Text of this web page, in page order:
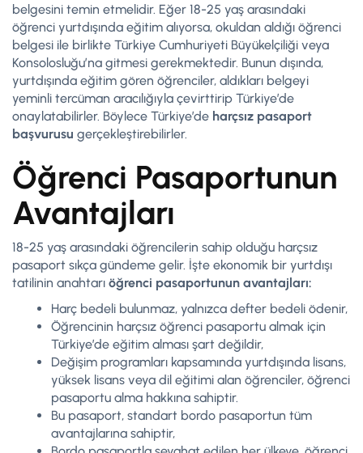
belgesini temin etmelidir. Eğer 18-25 yaş arasındaki
öğrenci yurtdışında eğitim alıyorsa, okuldan aldığı öğrenci
belgesi ile birlikte Türkiye Cumhuriyeti Büyükelçiliği veya
Konsolosluğu’na gitmesi gerekmektedir. Bunun dışında,
yurtdışında eğitim gören öğrenciler, aldıkları belgeyi
yeminli tercüman aracılığıyla çevirttirip Türkiye’de
onaylatabilirler. Böylece Türkiye’de harçsız pasaport
başvurusu gerçekleştirebilirler.
Öğrenci Pasaportunun
Avantajları
18-25 yaş arasındaki öğrencilerin sahip olduğu harçsız
pasaport sıkça gündeme gelir. İşte ekonomik bir yurtdışı
tatilinin anahtarı öğrenci pasaportunun avantajları:
Harç bedeli bulunmaz, yalnızca defter bedeli ödenir,
Öğrencinin harçsız öğrenci pasaportu almak için
Türkiye’de eğitim alması şart değildir,
Değişim programları kapsamında yurtdışında lisans,
yüksek lisans veya dil eğitimi alan öğrenciler, öğrenci
pasaportu alma hakkına sahiptir.
Bu pasaport, standart bordo pasaportun tüm
avantajlarına sahiptir,